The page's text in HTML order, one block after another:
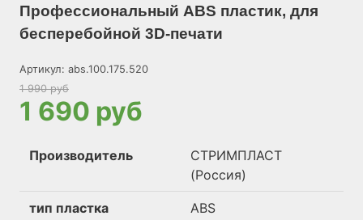
Профессиональный ABS пластик, для
бесперебойной 3D-печати
Артикул: abs.100.175.520
1 990 руб
1 690 руб
Производитель
СТРИМПЛАСТ
(Россия)
тип пластка ABS